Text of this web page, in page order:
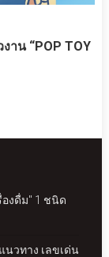
าน “POP TOY
องดื่ม" 1 ชนิด
นวทาง เลขเด่น